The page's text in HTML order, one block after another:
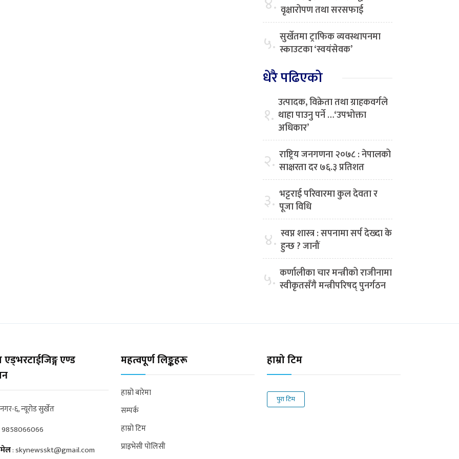
वृक्षारोपण तथा सरसफाई
५. सुर्खेतमा ट्राफिक व्यवस्थापनमा
स्काउटका ‘स्वयंसेवक’
धेरै पढिएको
१. उत्पादक, विक्रेता तथा ग्राहकवर्गले
थाहा पाउनु पर्ने …‘उपभोक्ता
अधिकार’
२. राष्ट्रिय जनगणना २०७८ : नेपालको
साक्षरता दर ७६.३ प्रतिशत
३. भट्टराई परिवारमा कुल देवता र
पूजा विधि
४. स्वप्न शास्त्र : सपनामा सर्प देख्दा के
हुन्छ ? जानौं
५. कर्णालीका चार मन्त्रीको राजीनामा
स्वीकृतसँगै मन्त्रीपरिषद् पुनर्गठन
एड्भरटाईजिङ्ग एण्ड
६, न्यूरोड सुर्खेत
9858066066
:skynewsskt@gmail.com
महत्वपूर्ण लिङ्कहरू
हाम्रो बारेमा
सम्पर्क
हाम्रो टिम
प्राइभेसी पोलिसी
हाम्रो टिम
पुरा टिम